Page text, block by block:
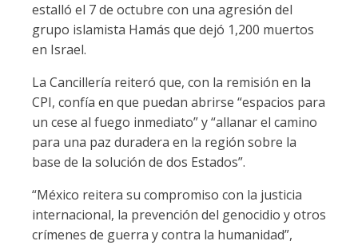
estalló el 7 de octubre con una agresión del
grupo islamista Hamás que dejó 1,200 muertos
en Israel.
La Cancillería reiteró que, con la remisión en la
CPI, confía en que puedan abrirse “espacios para
un cese al fuego inmediato” y “allanar el camino
para una paz duradera en la región sobre la
base de la solución de dos Estados”.
“México reitera su compromiso con la justicia
internacional, la prevención del genocidio y otros
crímenes de guerra y contra la humanidad”,